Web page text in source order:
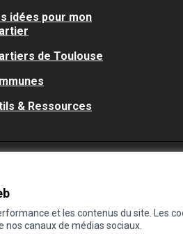
et les contenus du site. Les
canaux de médias sociaux.
idées pour mon
de Toulouse
& Ressources